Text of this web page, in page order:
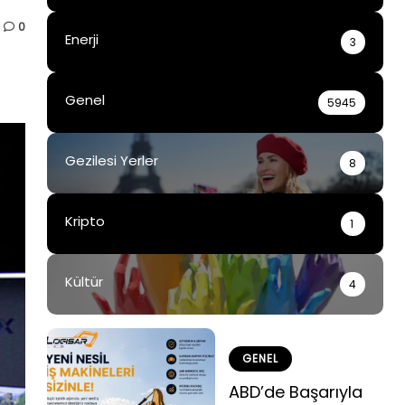
0
Enerji 3
Genel 5945
Gezilesi Yerler 8
Kripto 1
Kültür 4
GENEL
ABD’de Başarıyla